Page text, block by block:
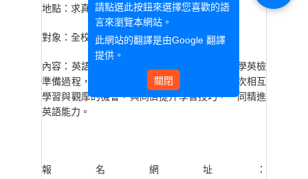
地點： 求真樓Q002
對象：全校同學
內容：英語教學中心將邀請日四技同學分享大學英檢
準備過程，提供學習技巧並分享經驗，藉由這次相互
學習與觀摩的機會，與同儕提升學習技巧，一同精進
英語能力。
報名網址：
請點選此按鈕來選擇您喜歡的語
言來瀏覽本網站。
此網站的翻譯是由Google 翻譯
提供。
關閉